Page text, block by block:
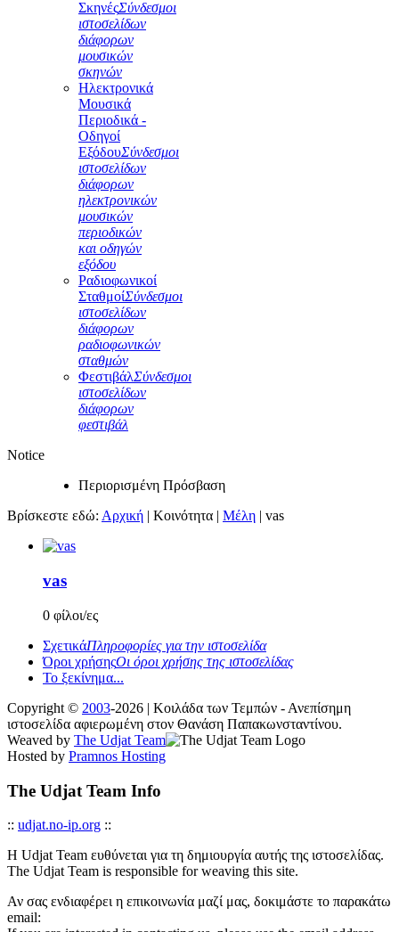
ΣκηνέςΣύνδεσμοι
ιστοσελίδων
διάφορων
μουσικών
σκηνών
Ηλεκτρονικά
Μουσικά
Περιοδικά -
Οδηγοί
ΕξόδουΣύνδεσμοι
ιστοσελίδων
διάφορων
ηλεκτρονικών
μουσικών
περιοδικών
και οδηγών
εξόδου
Ραδιοφωνικοί
ΣταθμοίΣύνδεσμοι
ιστοσελίδων
διάφορων
ραδιοφωνικών
σταθμών
ΦεστιβάλΣύνδεσμοι
ιστοσελίδων
διάφορων
φεστιβάλ
Notice
Περιορισμένη Πρόσβαση
Βρίσκεστε εδώ: Αρχική | Κοινότητα | Μέλη | vas
vas
0 φίλοι/ες
ΣχετικάΠληροφορίες για την ιστοσελίδα
Όροι χρήσηςΟι όροι χρήσης της ιστοσελίδας
Το ξεκίνημα...
Copyright © 2003-2026 | Κοιλάδα των Τεμπών - Ανεπίσημη
ιστοσελίδα αφιερωμένη στον Θανάση Παπακωνσταντίνου.
Weaved by The Udjat Team
Hosted by Pramnos Hosting
The Udjat Team Info
:: udjat.no-ip.org ::
Η Udjat Team ευθύνεται για τη δημιουργία αυτής της ιστοσελίδας.
The Udjat Team is responsible for weaving this site.
Αν σας ενδιαφέρει η επικοινωνία μαζί μας, δοκιμάστε το παρακάτω
email: